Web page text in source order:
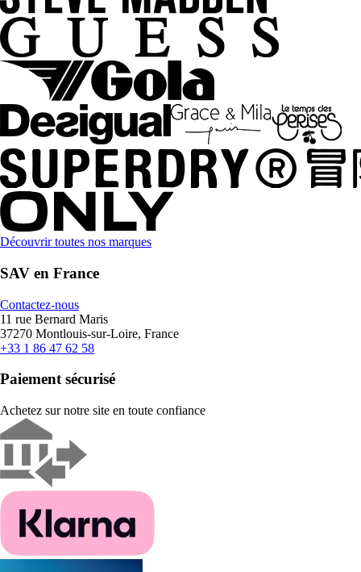
Découvrir toutes nos marques
SAV en France
Contactez-nous
11 rue Bernard Maris
37270 Montlouis-sur-Loire, France
+33 1 86 47 62 58
Paiement sécurisé
Achetez sur notre site en toute confiance